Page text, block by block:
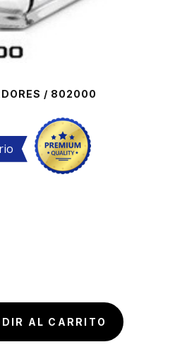
/ 802000
AL CARRITO